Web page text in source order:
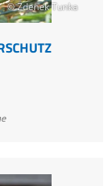
© Zdenek Tunka